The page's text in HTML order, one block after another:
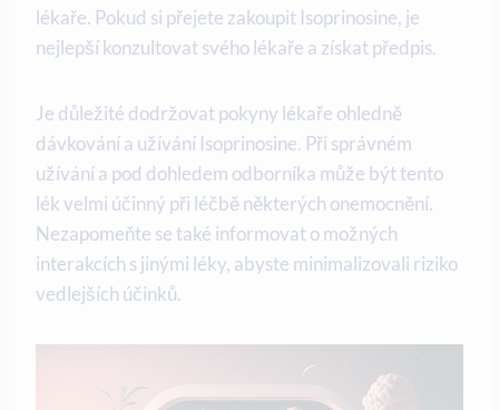
lékaře. Pokud si přejete zakoupit Isoprinosine, je
nejlepší konzultovat svého lékaře a získat předpis.
Je důležité dodržovat pokyny lékaře ohledně
dávkování a užívání Isoprinosine. Při správném
užívání a pod dohledem odborníka může být tento
lék velmi účinný při léčbě některých onemocnění.
Nezapomeňte se také informovat o možných
interakcích s jinými léky, abyste minimalizovali riziko
vedlejších účinků.